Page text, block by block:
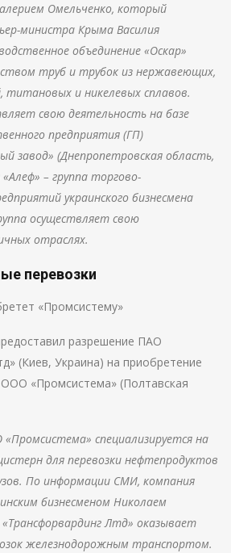
Омельченко, который
министра Крыма Василия
объединение «Оскар»
труб и трубок из нержавеющих,
титановых и никелевых сплавов.
свою деятельность на базе
предприятия (ГП)
завод» (Днепропетровская область,
– группа торгово-
украинского бизнесмена
осуществляет свою
отраслях.
перевозки
«Промсистему»
разрешение ПАО
(Киев, Украина) на приобретение
«Промсистема» (Полтавская
специализируется на
для перевозки нефтепродуктов
По информации СМИ, компания
бизнесменом Николаем
Лтд» оказывает
железнодорожным транспортом.